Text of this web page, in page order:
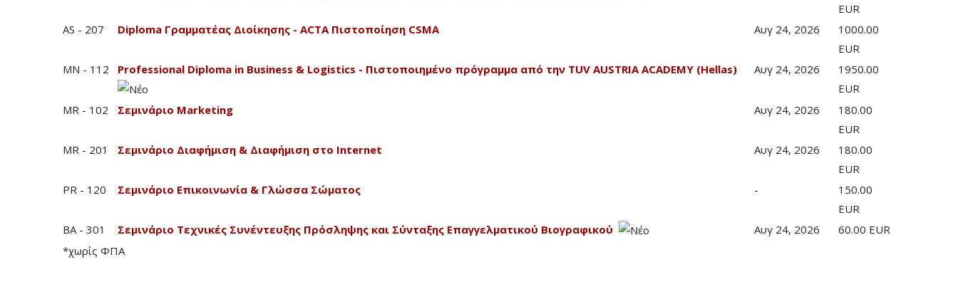
EUR
AS - 207
Diploma Γραμματέας Διοίκησης - ACTA Πιστοποίηση CSMA Αυγ 24, 2026
1000.00
EUR
MN - 112
Professional Diploma in Business & Logistics - Πιστοποιημένο πρόγραμμα από την TUV AUSTRIA ACADEMY (Hellas) Αυγ 24, 2026
1950.00
EUR
MR - 102
Σεμινάριο Marketing Αυγ 24, 2026
180.00
EUR
MR - 201
Σεμινάριο Διαφήμιση & Διαφήμιση στο Internet Αυγ 24, 2026
180.00
EUR
PR - 120
Σεμινάριο Επικοινωνία & Γλώσσα Σώματος -
150.00
EUR
BA - 301
Σεμινάριο Τεχνικές Συνέντευξης Πρόσληψης και Σύνταξης Επαγγελματικού Βιογραφικού Αυγ 24, 2026
60.00 EUR
*χωρίς ΦΠΑ